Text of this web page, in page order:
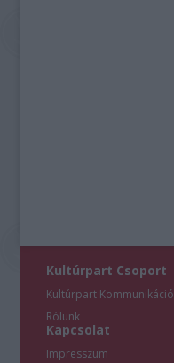
Kultúrpart Csoport
Kultúrpart Kommunikáció
Rólunk
Kapcsolat
Impresszum